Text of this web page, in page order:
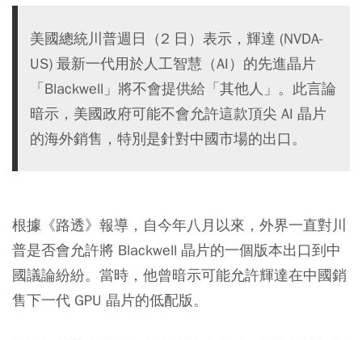
美國總統川普週日（2 日）表示，輝達 (NVDA-
US) 最新一代用於人工智慧（AI）的先進晶片
「Blackwell」將不會提供給「其他人」。此言論
暗示，美國政府可能不會允許這款頂尖 AI 晶片
的海外銷售，特別是針對中國市場的出口。
根據《路透》報導，自今年八月以來，外界一直對川
普是否會允許將 Blackwell 晶片的一個版本出口到中
國議論紛紛。當時，他曾暗示可能允許輝達在中國銷
售下一代 GPU 晶片的低配版。